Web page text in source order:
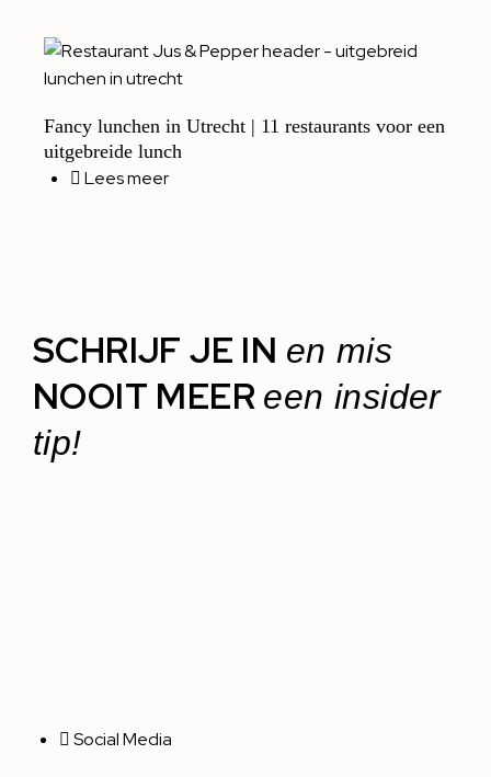
Fancy lunchen in Utrecht | 11 restaurants voor een
uitgebreide lunch
Lees meer
SCHRIJF JE IN en mis
NOOIT MEER een insider
tip!
Social Media